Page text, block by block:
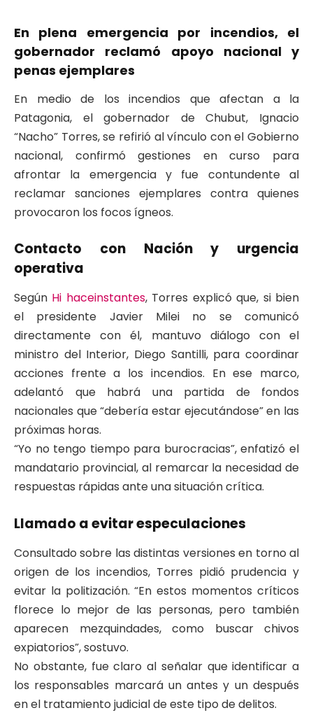
En plena emergencia por incendios, el
gobernador reclamó apoyo nacional y
penas ejemplares
En medio de los incendios que afectan a la
Patagonia, el gobernador de Chubut, Ignacio
“Nacho” Torres, se refirió al vínculo con el Gobierno
nacional, confirmó gestiones en curso para
afrontar la emergencia y fue contundente al
reclamar sanciones ejemplares contra quienes
provocaron los focos ígneos.
Contacto con Nación y urgencia
operativa
Según Hi haceinstantes, Torres explicó que, si bien
el presidente Javier Milei no se comunicó
directamente con él, mantuvo diálogo con el
ministro del Interior, Diego Santilli, para coordinar
acciones frente a los incendios. En ese marco,
adelantó que habrá una partida de fondos
nacionales que “debería estar ejecutándose” en las
próximas horas.
“Yo no tengo tiempo para burocracias”, enfatizó el
mandatario provincial, al remarcar la necesidad de
respuestas rápidas ante una situación crítica.
Llamado a evitar especulaciones
Consultado sobre las distintas versiones en torno al
origen de los incendios, Torres pidió prudencia y
evitar la politización. “En estos momentos críticos
florece lo mejor de las personas, pero también
aparecen mezquindades, como buscar chivos
expiatorios”, sostuvo.
No obstante, fue claro al señalar que identificar a
los responsables marcará un antes y un después
en el tratamiento judicial de este tipo de delitos.